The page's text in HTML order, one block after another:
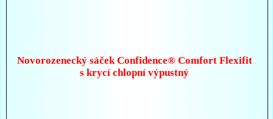
Novorozenecký sáček Confidence® Comfort Flexifit
s krycí chlopní výpustný